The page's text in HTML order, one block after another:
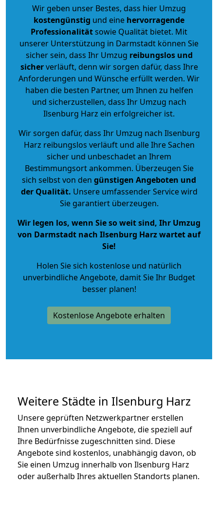
Wir geben unser Bestes, dass hier Umzug
kostengünstig und eine hervorragende
Professionalitätsowie Qualität bietet. Mit
unserer Unterstützung in Darmstadt können Sie
sicher sein, dass Ihr Umzug reibungslos und
sicherverläuft, denn wir sorgen dafür, dass Ihre
Anforderungen und Wünsche erfüllt werden. Wir
haben die besten Partner, um Ihnen zu helfen
und sicherzustellen, dass Ihr Umzug nach
Ilsenburg Harz ein erfolgreicher ist.
Wir sorgen dafür, dass Ihr Umzug nach Ilsenburg
Harz reibungslos verläuft und alle Ihre Sachen
sicher und unbeschadet an Ihrem
Bestimmungsort ankommen. Überzeugen Sie
sich selbst von den günstigen Angeboten und
der Qualität. Unsere umfassender Service wird
Sie garantiert überzeugen.
Wir legen los, wenn Sie so weit sind, Ihr Umzug
von Darmstadt nach Ilsenburg Harz wartet auf
Sie!
Holen Sie sich kostenlose und natürlich
unverbindliche Angebote, damit Sie Ihr Budget
besser planen!
Kostenlose Angebote erhalten
Weitere Städte in Ilsenburg Harz
Unsere geprüften Netzwerkpartner erstellen
Ihnen unverbindliche Angebote, die speziell auf
Ihre Bedürfnisse zugeschnitten sind. Diese
Angebote sind kostenlos, unabhängig davon, ob
Sie einen Umzug innerhalb von Ilsenburg Harz
oder außerhalb Ihres aktuellen Standorts planen.